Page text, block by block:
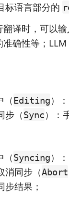
标语言部分的
翻译时，可以
准确性等；
（Editing）：
步（Sync）：
（Syncing）：
消同步（Abort
步结果；